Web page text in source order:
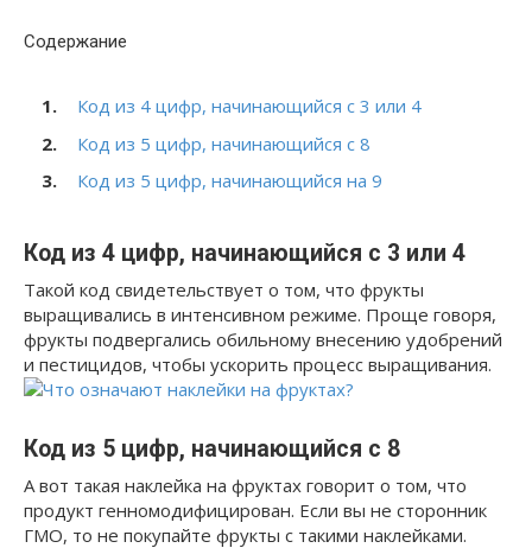
Содержание
Код из 4 цифр, начинающийся с 3 или 4
Код из 5 цифр, начинающийся с 8
Код из 5 цифр, начинающийся на 9
Код из 4 цифр, начинающийся с 3 или 4
Такой код свидетельствует о том, что фрукты
выращивались в интенсивном режиме. Проще говоря,
фрукты подвергались обильному внесению удобрений
и пестицидов, чтобы ускорить процесс выращивания.
Код из 5 цифр, начинающийся с 8
А вот такая наклейка на фруктах говорит о том, что
продукт генномодифицирован. Если вы не сторонник
ГМО, то не покупайте фрукты с такими наклейками.